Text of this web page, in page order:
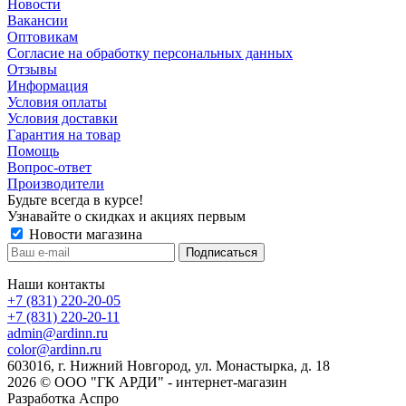
Новости
Вакансии
Оптовикам
Cогласие на обработку персональных данных
Отзывы
Информация
Условия оплаты
Условия доставки
Гарантия на товар
Помощь
Вопрос-ответ
Производители
Будьте всегда в курсе!
Узнавайте о скидках и акциях первым
Новости магазина
Наши контакты
+7 (831) 220-20-05
+7 (831) 220-20-11
admin@ardinn.ru
color@ardinn.ru
603016, г. Нижний Новгород, ул. Монастырка, д. 18
2026 © ООО "ГК АРДИ" - интернет-магазин
Разработка Аспро